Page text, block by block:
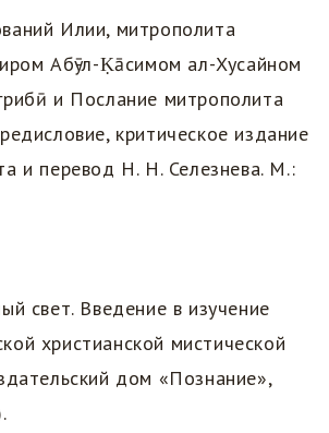
Илии, митрополита
Абӯ-л-Ḳāсимом ал-Хусайном
и Послание митрополита
критическое издание
и перевод Н. Н. Селезнева. М.:
свет. Введение в изучение
христианской мистической
дом «Познание»,